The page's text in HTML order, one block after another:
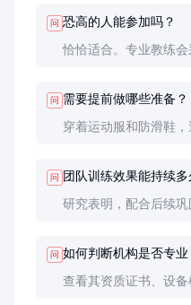
问 恐高的人能参加吗？
恰恰适合。专业教练
问 需要提前做哪些准备？
穿着运动服和防滑鞋
问 团队训练效果能持续多
研究表明，配合后续
问 如何判断机构是否专业
查看其资质证书、设